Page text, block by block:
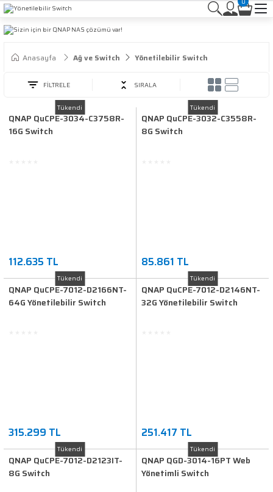
Anasayfa Ağ ve Switch Yönetilebilir Switch
FİLTRELE SIRALA
Tükendi
QNAP QuCPE-3034-C3758R-
16G Switch
112.635 TL
Tükendi
QNAP QuCPE-3032-C3558R-
8G Switch
85.861 TL
Tükendi
QNAP QuCPE-7012-D2166NT-
64G Yönetilebilir Switch
315.299 TL
Tükendi
QNAP QuCPE-7012-D2146NT-
32G Yönetilebilir Switch
251.417 TL
Tükendi
QNAP QuCPE-7012-D2123IT-
8G Switch
Tükendi
QNAP QGD-3014-16PT Web
Yönetimli Switch